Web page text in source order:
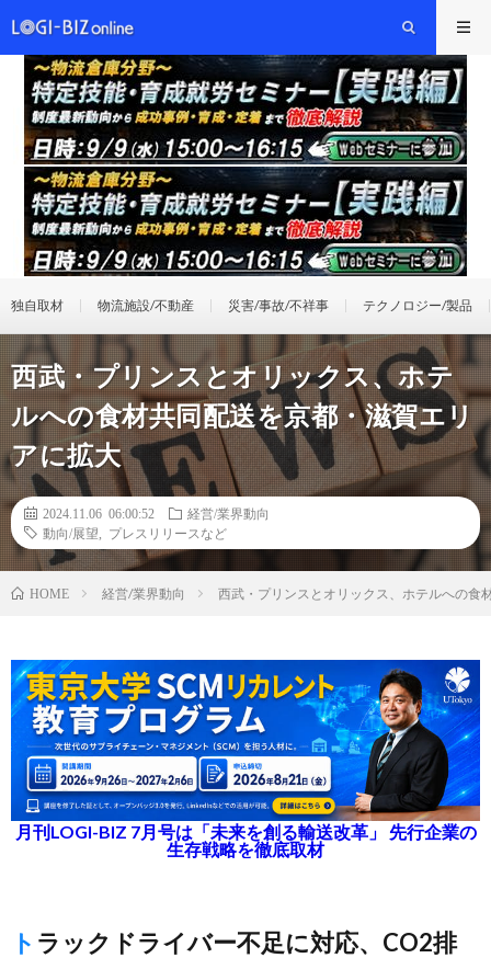
独自取材 物流施設/不動産 災害/事故/不祥事 テクノロジー/製品
西武・プリンスとオリックス、ホテ
ルへの食材共同配送を京都・滋賀エリ
アに拡大
2024.11.06 06:00:52
経営/業界動向
動向/展望
プレスリリースなど
HOME 経営/業界動向 西武・プリンスとオリックス、ホテルへの食
月刊LOGI-BIZ 7月号は「未来を創る輸送改革」 先行企業の
生存戦略を徹底取材
トラックドライバー不足に対応、CO2排